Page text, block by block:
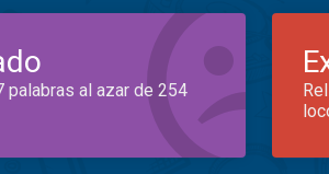
palabras al azar de 254